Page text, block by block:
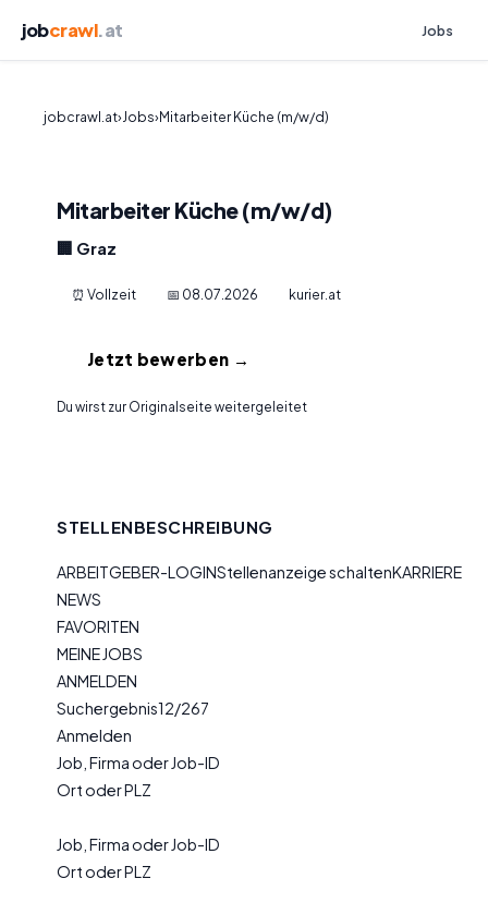
jobcrawl.at Jobs
jobcrawl.at›Jobs›Mitarbeiter Küche (m/w/d)
Mitarbeiter Küche (m/w/d)
🏢 Graz
⏰ Vollzeit 📅 08.07.2026 kurier.at
Jetzt bewerben →
Du wirst zur Originalseite weitergeleitet
STELLENBESCHREIBUNG
ARBEITGEBER-LOGINStellenanzeige schaltenKARRIERE
NEWS
FAVORITEN
MEINE JOBS
ANMELDEN
Suchergebnis12/267
Anmelden
Job, Firma oder Job-ID
Ort oder PLZ
Job, Firma oder Job-ID
Ort oder PLZ